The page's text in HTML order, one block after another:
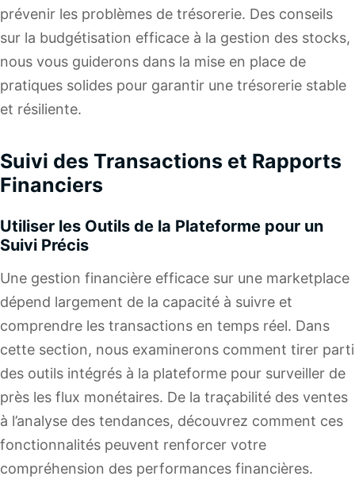
prévenir les problèmes de trésorerie. Des conseils
sur la budgétisation efficace à la gestion des stocks,
nous vous guiderons dans la mise en place de
pratiques solides pour garantir une trésorerie stable
et résiliente.
Suivi des Transactions et Rapports
Financiers
Utiliser les Outils de la Plateforme pour un
Suivi Précis
Une gestion financière efficace sur une marketplace
dépend largement de la capacité à suivre et
comprendre les transactions en temps réel. Dans
cette section, nous examinerons comment tirer parti
des outils intégrés à la plateforme pour surveiller de
près les flux monétaires. De la traçabilité des ventes
à l’analyse des tendances, découvrez comment ces
fonctionnalités peuvent renforcer votre
compréhension des performances financières.